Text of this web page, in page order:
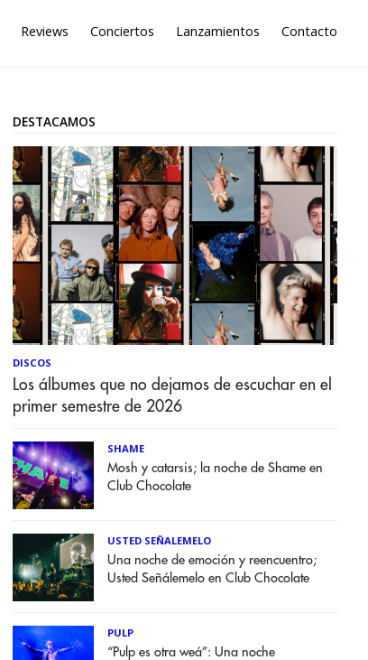
Reviews Conciertos Lanzamientos Contacto
DESTACAMOS
DISCOS
Los álbumes que no dejamos de escuchar en el
primer semestre de 2026
SHAME
Mosh y catarsis; la noche de Shame en
Club Chocolate
USTED SEÑALEMELO
Una noche de emoción y reencuentro;
Usted Señálemelo en Club Chocolate
PULP
“Pulp es otra weá”: Una noche